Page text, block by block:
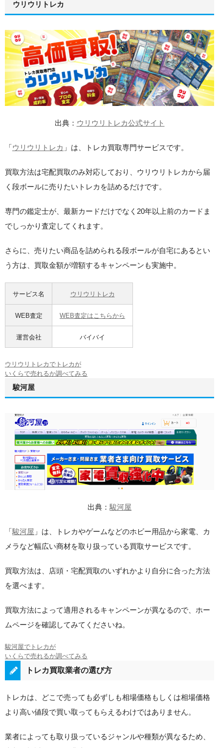
ウリウリトレカ
出典： ウリウリトレカ公式サイト
「ウリウリトレカ 」は、トレカ買取専門サービスです。
買取方法は宅配買取のみ対応しており、ウリウリトレカから届
く段ボールに売りたいトレカを詰めるだけです。
専門の鑑定士が、最新カードだけでなく20年以上前のカードま
でしっかり査定してくれます。
さらに、売りたい商品を詰められる段ボールが自宅にあるとい
う方は、買取金額が増額するキャンペーンも実施中。
サービス名 ウリウリトレカ
WEB査定 WEB査定はこちらから
運営会社 バイバイ
ウリウリトレカでトレカが
いくらで売れるか調べてみる
駿河屋
出典： 駿河屋
「駿河屋 」は、トレカやゲームなどのホビー用品から家電、カ
メラなど幅広い商材を取り扱っている買取サービスです。
買取方法は、店頭・宅配買取のいずれかより自分に合った方法
を選べます。
買取方法によって適用されるキャンペーンが異なるので、ホー
ムページを確認してみてくださいね。
駿河屋でトレカが
いくらで売れるか調べてみる
トレカ買取業者の選び方
トレカは、どこで売っても必ずしも相場価格もしくは相場価格
より高い値段で買い取ってもらえるわけではありません。
業者によっても取り扱っているジャンルや種類が異なるため、